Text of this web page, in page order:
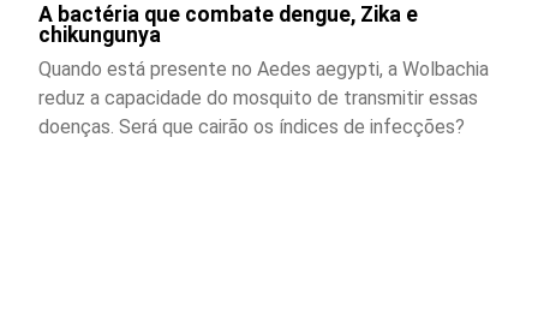
A bactéria que combate dengue, Zika e
chikungunya
Quando está presente no Aedes aegypti, a Wolbachia
reduz a capacidade do mosquito de transmitir essas
doenças. Será que cairão os índices de infecções?